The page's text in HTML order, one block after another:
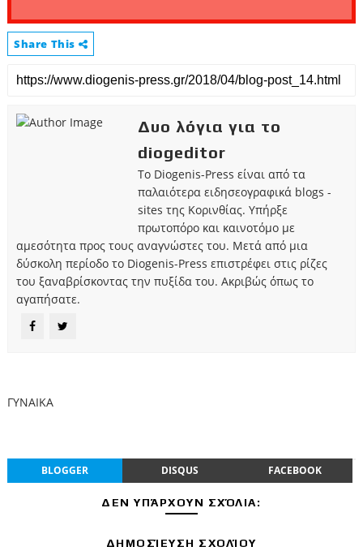
Share This
Δυο λόγια για το
diogeditor
Το Diogenis-Press είναι από τα
παλαιότερα ειδησεογραφικά blogs -
sites της Κορινθίας. Υπήρξε
πρωτοπόρο και καινοτόμο με
αμεσότητα προς τους αναγνώστες του. Μετά από μια
δύσκολη περίοδο το Diogenis-Press επιστρέφει στις ρίζες
του ξαναβρίσκοντας την πυξίδα του. Ακριβώς όπως το
αγαπήσατε.
ΓΥΝΑΙΚΑ
BLOGGER DISQUS FACEBOOK
ΔΕΝ ΥΠΆΡΧΟΥΝ ΣΧΌΛΙΑ:
ΔΗΜΟΣΊΕΥΣΗ ΣΧΟΛΊΟΥ